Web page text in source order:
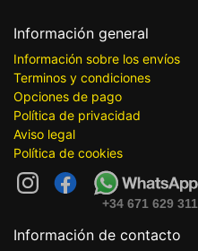
Información general
Información sobre los envíos
Terminos y condiciones
Opciones de pago
Política de privacidad
Aviso legal
Política de cookies
+34 671 629 311
Información de contacto